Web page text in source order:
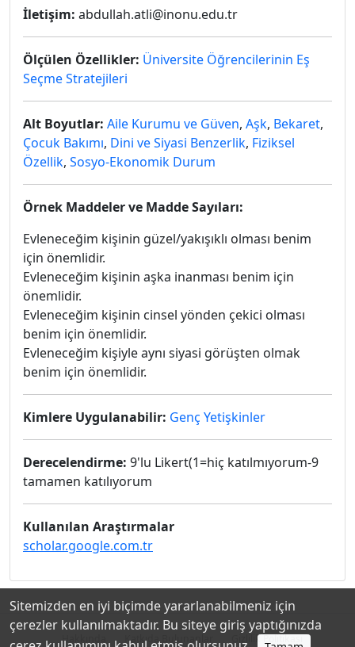
İletişim: abdullah.atli@inonu.edu.tr
Ölçülen Özellikler: Üniversite Öğrencilerinin Eş
Seçme Stratejileri
Alt Boyutlar: Aile Kurumu ve Güven, Aşk, Bekaret,
Çocuk Bakımı, Dini ve Siyasi Benzerlik, Fiziksel
Özellik, Sosyo-Ekonomik Durum
Örnek Maddeler ve Madde Sayıları:
Evleneceğim kişinin güzel/yakışıklı olması benim
için önemlidir.
Evleneceğim kişinin aşka inanması benim için
önemlidir.
Evleneceğim kişinin cinsel yönden çekici olması
benim için önemlidir.
Evleneceğim kişiyle aynı siyasi görüşten olmak
benim için önemlidir.
Kimlere Uygulanabilir: Genç Yetişkinler
Derecelendirme: 9'lu Likert(1=hiç katılmıyorum-9
tamamen katılıyorum
Kullanılan Araştırmalar
scholar.google.com.tr
Hakkında Katkıda Bulunanlar Gizlilik Politikası
Sitemizden en iyi biçimde yararlanabilmeniz için
çerezler kullanılmaktadır. Bu siteye giriş yaptığınızda